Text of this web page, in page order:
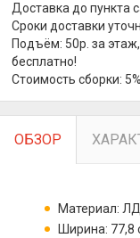
Доставка до пункта
Сроки доставки
Подъём: 50р. за
бесплатно!
Стоимость сборки:
ОБЗОР
Материал:
Ширина: 77,8